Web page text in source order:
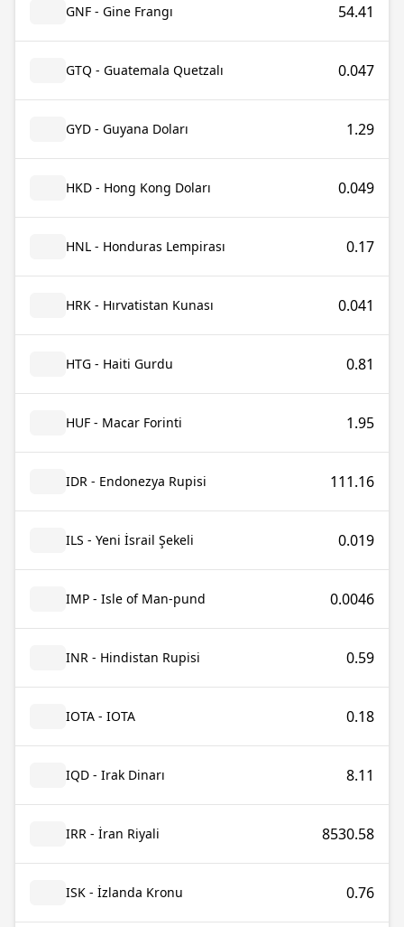
GNF - Gine Frangı 54.41
GTQ - Guatemala Quetzalı 0.047
GYD - Guyana Doları 1.29
HKD - Hong Kong Doları 0.049
HNL - Honduras Lempirası 0.17
HRK - Hırvatistan Kunası 0.041
HTG - Haiti Gurdu 0.81
HUF - Macar Forinti 1.95
IDR - Endonezya Rupisi 111.16
ILS - Yeni İsrail Şekeli 0.019
IMP - Isle of Man-pund 0.0046
INR - Hindistan Rupisi 0.59
IOTA - IOTA 0.18
IQD - Irak Dinarı 8.11
IRR - İran Riyali 8530.58
ISK - İzlanda Kronu 0.76